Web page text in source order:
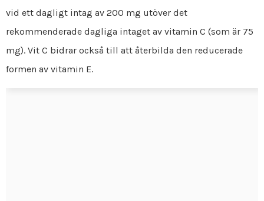
vid ett dagligt intag av 200 mg utöver det
rekommenderade dagliga intaget av vitamin C (som är 75
mg). Vit C bidrar också till att återbilda den reducerade
formen av vitamin E.